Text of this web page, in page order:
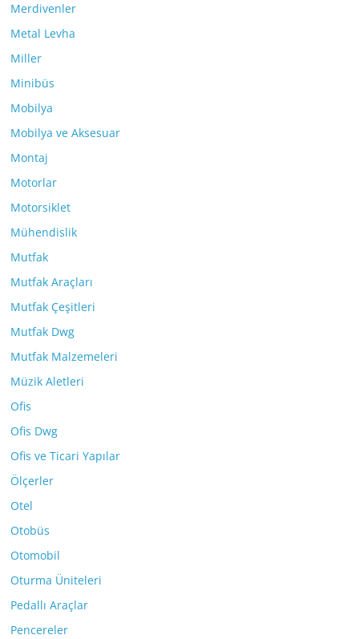
Merdivenler
Metal Levha
Miller
Minibüs
Mobilya
Mobilya ve Aksesuar
Montaj
Motorlar
Motorsiklet
Mühendislik
Mutfak
Mutfak Araçları
Mutfak Çeşitleri
Mutfak Dwg
Mutfak Malzemeleri
Müzik Aletleri
Ofis
Ofis Dwg
Ofis ve Ticari Yapılar
Ölçerler
Otel
Otobüs
Otomobil
Oturma Üniteleri
Pedallı Araçlar
Pencereler